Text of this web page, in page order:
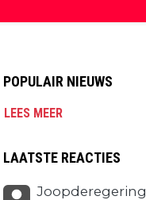
POPULAIR NIEUWS
LEES MEER
LAATSTE REACTIES
Joopderegering